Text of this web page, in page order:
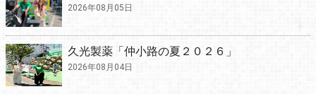
2026年08月05日
久光製薬「仲小路の夏２０２６」
2026年08月04日